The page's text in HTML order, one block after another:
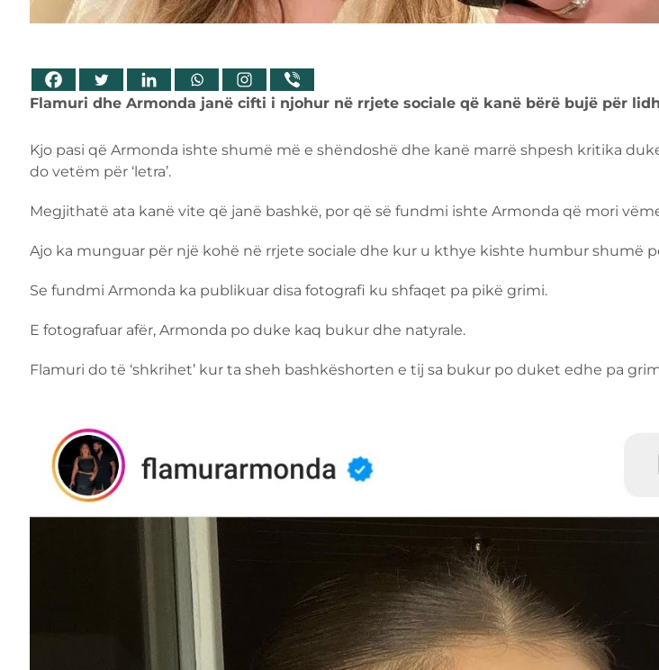
Flamuri dhe Armonda janë cifti i njohur në rrjete sociale që kanë bërë bujë për
Kjo pasi që Armonda ishte shumë më e shëndoshë dhe kanë marrë shpesh kritika
do vetëm për ‘letra’.
Megjithatë ata kanë vite që janë bashkë, por që së fundmi ishte Armonda që mori
Ajo ka munguar për një kohë në rrjete sociale dhe kur u kthye kishte humbur shumë
Se fundmi Armonda ka publikuar disa fotografi ku shfaqet pa pikë grimi.
E fotografuar afër, Armonda po duke kaq bukur dhe natyrale.
Flamuri do të ‘shkrihet’ kur ta sheh bashkëshorten e tij sa bukur po duket edhe pa